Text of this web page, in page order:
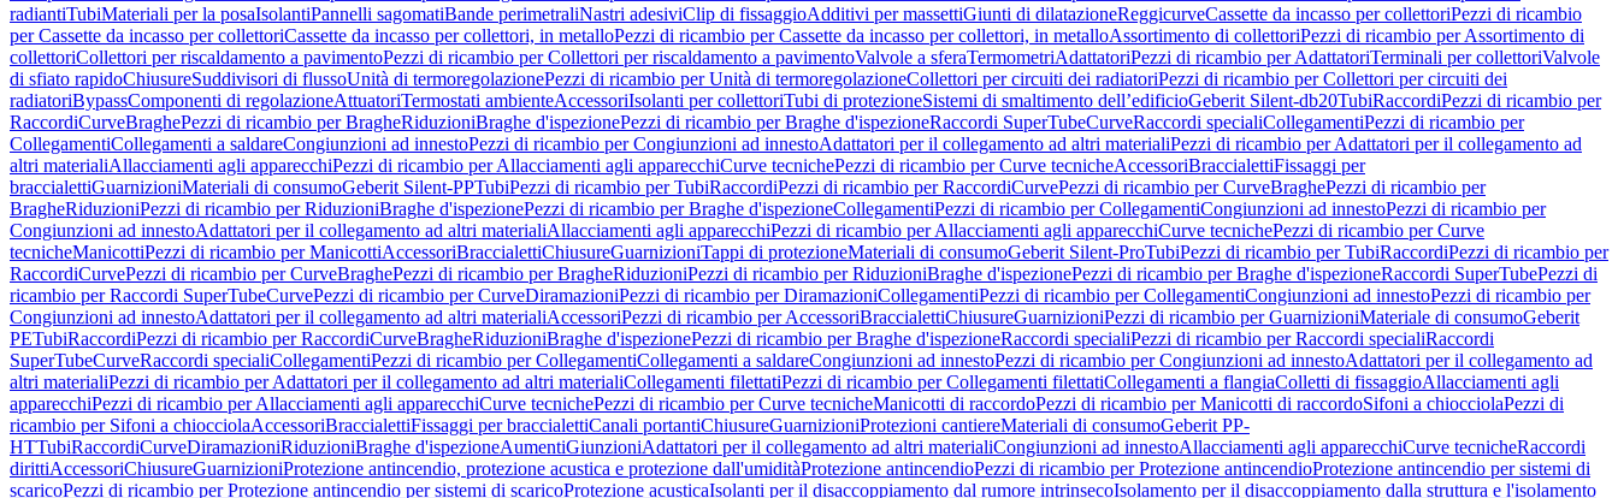
radiantiTubiMateriali per la posaIsolantiPannelli sagomatiBande perimetraliNastri adesiviClip di fissaggioAdditivi per massettiGiunti di dilatazioneReggicurveCassette da incasso per collettoriPezzi di ricambio
per Cassette da incasso per collettoriCassette da incasso per collettori, in metalloPezzi di ricambio per Cassette da incasso per collettori, in metalloAssortimento di collettoriPezzi di ricambio per Assortimento di
collettoriCollettori per riscaldamento a pavimentoPezzi di ricambio per Collettori per riscaldamento a pavimentoValvole a sferaTermometriAdattatoriPezzi di ricambio per AdattatoriTerminali per collettoriValvole
di sfiato rapidoChiusureSuddivisori di flussoUnità di termoregolazionePezzi di ricambio per Unità di termoregolazioneCollettori per circuiti dei radiatoriPezzi di ricambio per Collettori per circuiti dei
radiatoriBypassComponenti di regolazioneAttuatoriTermostati ambienteAccessoriIsolanti per collettoriTubi di protezioneSistemi di smaltimento dell’edificioGeberit Silent-db20TubiRaccordiPezzi di ricambio per
RaccordiCurveBraghePezzi di ricambio per BragheRiduzioniBraghe d'ispezionePezzi di ricambio per Braghe d'ispezioneRaccordi SuperTubeCurveRaccordi specialiCollegamentiPezzi di ricambio per
CollegamentiCollegamenti a saldareCongiunzioni ad innestoPezzi di ricambio per Congiunzioni ad innestoAdattatori per il collegamento ad altri materialiPezzi di ricambio per Adattatori per il collegamento ad
altri materialiAllacciamenti agli apparecchiPezzi di ricambio per Allacciamenti agli apparecchiCurve tecnichePezzi di ricambio per Curve tecnicheAccessoriBraccialettiFissaggi per
braccialettiGuarnizioniMateriali di consumoGeberit Silent-PPTubiPezzi di ricambio per TubiRaccordiPezzi di ricambio per RaccordiCurvePezzi di ricambio per CurveBraghePezzi di ricambio per
BragheRiduzioniPezzi di ricambio per RiduzioniBraghe d'ispezionePezzi di ricambio per Braghe d'ispezioneCollegamentiPezzi di ricambio per CollegamentiCongiunzioni ad innestoPezzi di ricambio per
Congiunzioni ad innestoAdattatori per il collegamento ad altri materialiAllacciamenti agli apparecchiPezzi di ricambio per Allacciamenti agli apparecchiCurve tecnichePezzi di ricambio per Curve
tecnicheManicottiPezzi di ricambio per ManicottiAccessoriBraccialettiChiusureGuarnizioniTappi di protezioneMateriali di consumoGeberit Silent-ProTubiPezzi di ricambio per TubiRaccordiPezzi di ricambio per
RaccordiCurvePezzi di ricambio per CurveBraghePezzi di ricambio per BragheRiduzioniPezzi di ricambio per RiduzioniBraghe d'ispezionePezzi di ricambio per Braghe d'ispezioneRaccordi SuperTubePezzi di
ricambio per Raccordi SuperTubeCurvePezzi di ricambio per CurveDiramazioniPezzi di ricambio per DiramazioniCollegamentiPezzi di ricambio per CollegamentiCongiunzioni ad innestoPezzi di ricambio per
Congiunzioni ad innestoAdattatori per il collegamento ad altri materialiAccessoriPezzi di ricambio per AccessoriBraccialettiChiusureGuarnizioniPezzi di ricambio per GuarnizioniMateriale di consumoGeberit
PETubiRaccordiPezzi di ricambio per RaccordiCurveBragheRiduzioniBraghe d'ispezionePezzi di ricambio per Braghe d'ispezioneRaccordi specialiPezzi di ricambio per Raccordi specialiRaccordi
SuperTubeCurveRaccordi specialiCollegamentiPezzi di ricambio per CollegamentiCollegamenti a saldareCongiunzioni ad innestoPezzi di ricambio per Congiunzioni ad innestoAdattatori per il collegamento ad
altri materialiPezzi di ricambio per Adattatori per il collegamento ad altri materialiCollegamenti filettatiPezzi di ricambio per Collegamenti filettatiCollegamenti a flangiaColletti di fissaggioAllacciamenti agli
apparecchiPezzi di ricambio per Allacciamenti agli apparecchiCurve tecnichePezzi di ricambio per Curve tecnicheManicotti di raccordoPezzi di ricambio per Manicotti di raccordoSifoni a chiocciolaPezzi di
ricambio per Sifoni a chiocciolaAccessoriBraccialettiFissaggi per braccialettiCanali portantiChiusureGuarnizioniProtezioni cantiereMateriali di consumoGeberit PP-
HTTubiRaccordiCurveDiramazioniRiduzioniBraghe d'ispezioneAumentiGiunzioniAdattatori per il collegamento ad altri materialiCongiunzioni ad innestoAllacciamenti agli apparecchiCurve tecnicheRaccordi
dirittiAccessoriChiusureGuarnizioniProtezione antincendio, protezione acustica e protezione dall'umiditàProtezione antincendioPezzi di ricambio per Protezione antincendioProtezione antincendio per sistemi di
scaricoPezzi di ricambio per Protezione antincendio per sistemi di scaricoProtezione acusticaIsolanti per il disaccoppiamento dal rumore intrinsecoIsolamento per il disaccoppiamento dalla struttura e l'isolamento